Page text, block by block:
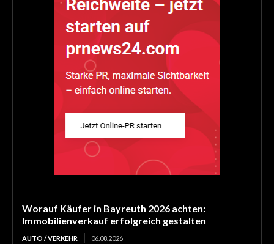
Worauf Käufer in Bayreuth 2026 achten:
Immobilienverkauf erfolgreich gestalten
AUTO / VERKEHR 06.08.2026